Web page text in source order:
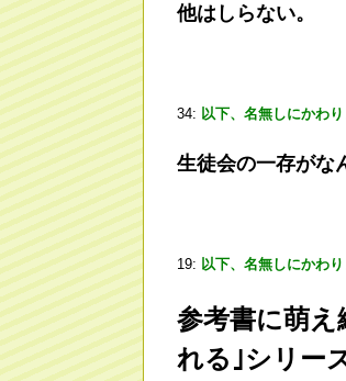
他はしらない。
34: 以下、名無しにかわ
生徒会の一存がな
19: 以下、名無しにかわ
参考書に萌
れる｣シリー